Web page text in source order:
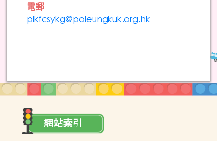
電郵
plkfcsykg@poleungkuk.org.hk
網站索引